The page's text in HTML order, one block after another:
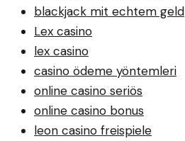
blackjack mit echtem geld
Lex casino
lex casino
casino ödeme yöntemleri
online casino seriös
online casino bonus
leon casino freispiele